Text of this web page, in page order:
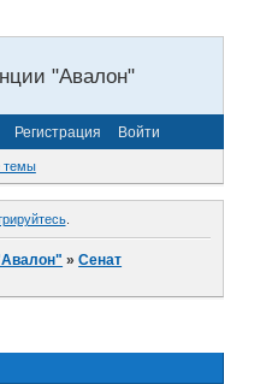
"Авалон"
Регистрация Войти
темы
.
»Сенат